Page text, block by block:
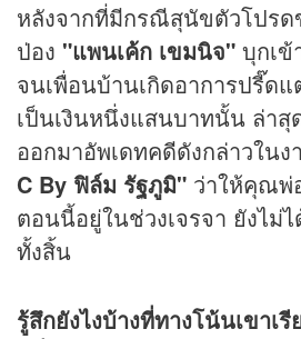
หลังจากที่มีกรณีสุนัขตัวโปรด
ป่อง "แพนเค้ก เขมนิจ" บุกเข้
จนเพื่อนบ้านเกิดอาการปรี๊ดแ
เป็นเงินหนึ่งแสนบาทนั้น ล่าสุ
ออกมาอัพเดทคดีดังกล่าวในง
C By ฟิล์ม รัฐภูมิ" ว่าให้คุณพ่
ตอนนี้อยู่ในช่วงเจรจา ยังไม่
ทั้งสิ้น
รู้สึกยังไงบ้างที่ทางโน้นเขาเ